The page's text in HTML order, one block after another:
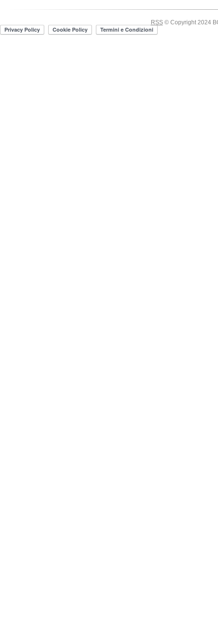
RSS© Copyright 2024